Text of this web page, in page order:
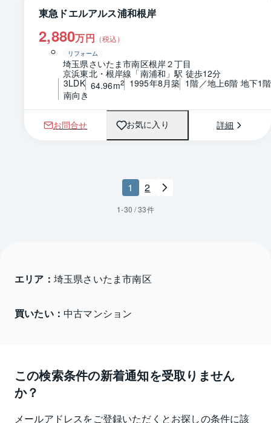
東急ドエルアルス浦和根岸
2,880万円 （税込）
リフォーム
埼玉県さいたま市南区根岸２丁目
京浜東北・根岸線「南浦和」駅 徒歩12分
3LDK 64.96m2 1995年8月築 1階／地上6階 地下1階
南向き
お問合せ お気に入り 詳細
1 2
1-30 /33件
エリア： 埼玉県さいたま市南区
買いたい： 中古マンション
この検索条件の新着通知を受取りません
か？
メールアドレスをご登録いただくとお探しの条件に該